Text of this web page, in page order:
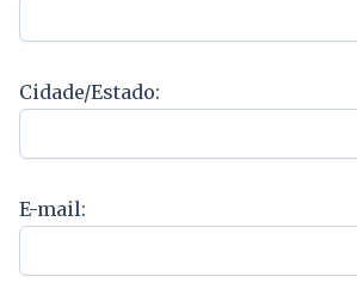
Cidade/Estado:
E-mail: